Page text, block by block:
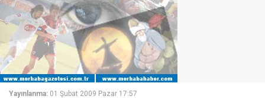
Yayınlanma: 01 Şubat 2009 Pazar 17:57